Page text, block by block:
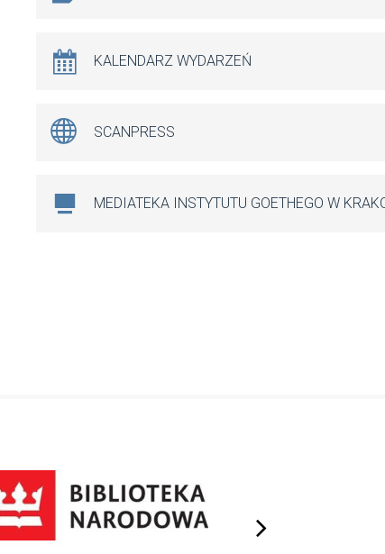
KALENDARZ WYDARZEŃ
SCANPRESS
MEDIATEKA INSTYTUTU GOETHEGO W
next